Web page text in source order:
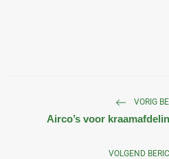
VORIG
Airco’s voor
VOLGEND